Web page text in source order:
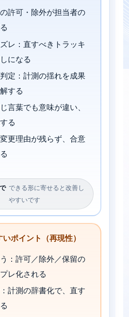
許可・除外が担当者の
レ：直すべきトラッキ
になる
定：計測の揺れを成果
する
言葉でも意味が違い、
る
更理由が残らず、合意
できる形に寄せると改善し
やすいです
ポイント（再現性）
：許可／除外／保留の
レ化される
計測の辞書化で、直す